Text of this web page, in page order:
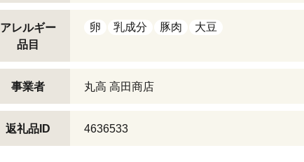
アレルギー
品目
卵 乳成分 豚肉 大豆
事業者 丸高 高田商店
返礼品ID 4636533